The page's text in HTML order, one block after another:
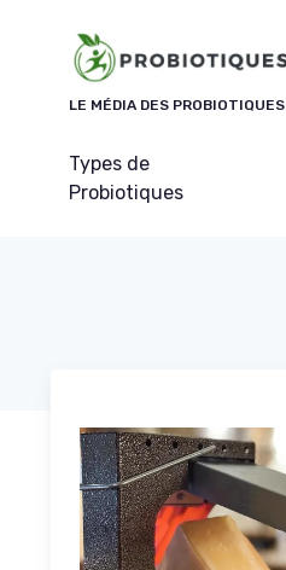
LE MÉDIA DES PROBIOTIQUES
Types de
Probiotiques